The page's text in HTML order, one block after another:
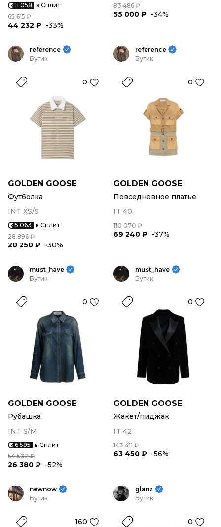
11 058 в Сплит
65 615 ₽
44 232 ₽ -33%
83 486 ₽
55 000 ₽ -34%
reference
Бутик
0
GOLDEN GOOSE
Футболка
INT XS/S
5 063 в Сплит
28 896 ₽
20 250 ₽ -30%
reference
Бутик
0
GOLDEN GOOSE
Повседневное платье
IT 40
110 070 ₽
69 240 ₽ -37%
must_have
Бутик
0
GOLDEN GOOSE
Рубашка
INT S/M
6 595 в Сплит
54 502 ₽
26 380 ₽ -52%
must_have
Бутик
0
GOLDEN GOOSE
Жакет/пиджак
IT 42
143 411 ₽
63 450 ₽ -56%
newnow
Бутик
160
glanz
Бутик
0